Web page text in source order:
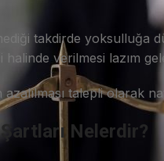
takdirde
halinde verilmesi lazım
talepli olarak
Nelerdir?